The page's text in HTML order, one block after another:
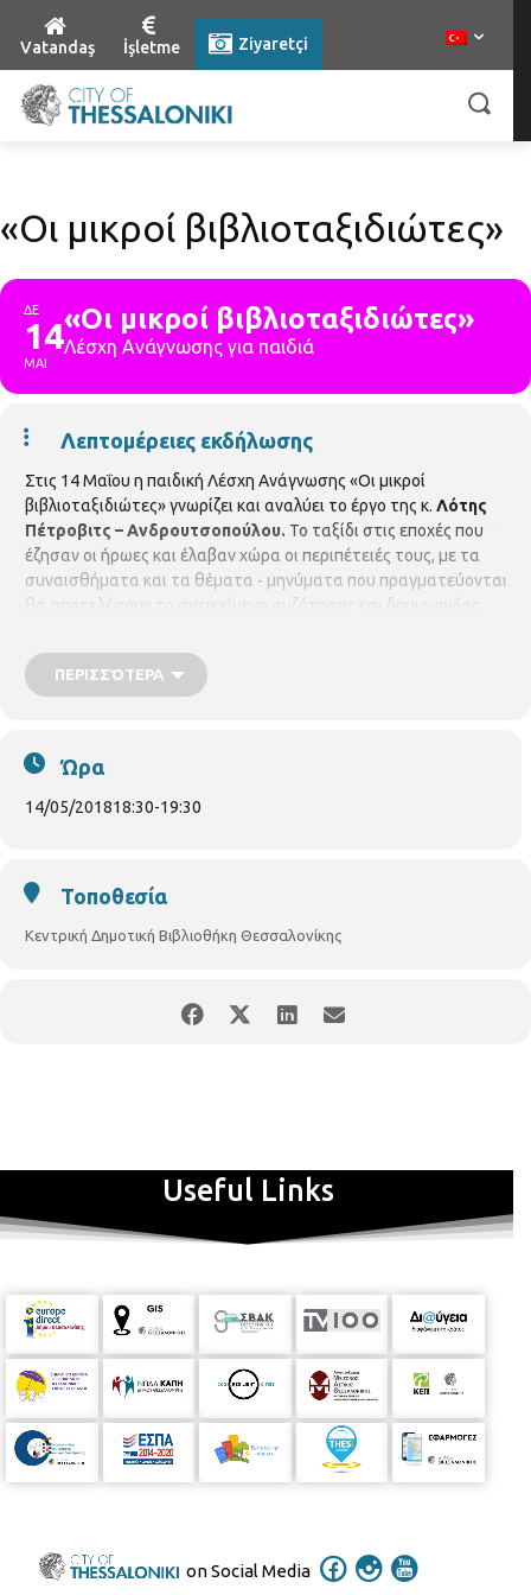
Vatandaş İşletme Ziyaretçi
«Οι μικροί βιβλιοταξιδιώτες»
ΔΕ
14
ΜΑΙ
«Οι μικροί βιβλιοταξιδιώτες»
Λέσχη Ανάγνωσης για παιδιά
Λεπτομέρειες εκδήλωσης
Στις 14 Μαΐου η παιδική Λέσχη Ανάγνωσης «Οι μικροί
βιβλιοταξιδιώτες» γνωρίζει και αναλύει το έργο της κ. Λότης
Πέτροβιτς – Ανδρουτσοπούλου. Το ταξίδι στις εποχές που
έζησαν οι ήρωες και έλαβαν χώρα οι περιπέτειές τους, με τα
συναισθήματα και τα θέματα - μηνύματα που πραγματεύονται
θα αποτελέσουν το αντικείμενο συζήτησης και δημιουργίας
Ευθυμία Βλάχου.Δευτέρα 14 Μαίου, 6.30-7.30μ.μ.
συμμετοχών γίνονται δεκτές στη βιβλιοθήκη. Περιφερειακή
ΠΕΡΙΣΣΌΤΕΡΑ
Ώρα
14/05/201818:30-19:30
Τοποθεσία
Κεντρική Δημοτική Βιβλιοθήκη Θεσσαλονίκης
Useful Links
on Social Media